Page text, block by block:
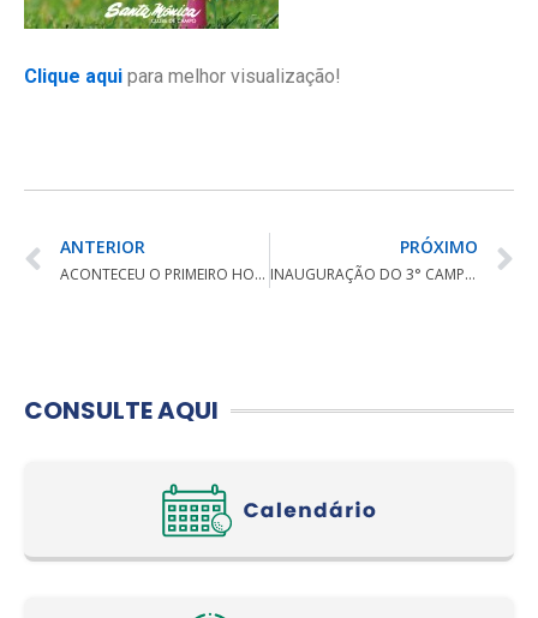
Clique aqui para melhor visualização!
ANTERIOR
ACONTECEU O PRIMEIRO HOLE IN ONE NO RESERVA CAMBORIU YACHT & GOLF
PRÓXIMO
INAUGURAÇÃO DO 3° CAMPO DE GOLF-7 OFICIAL VIA LEI DE INCENTIVO AO ESPORTE
CONSULTE AQUI